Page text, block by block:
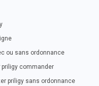
ou sans ordonnance
commander
priligy sans ordonnance